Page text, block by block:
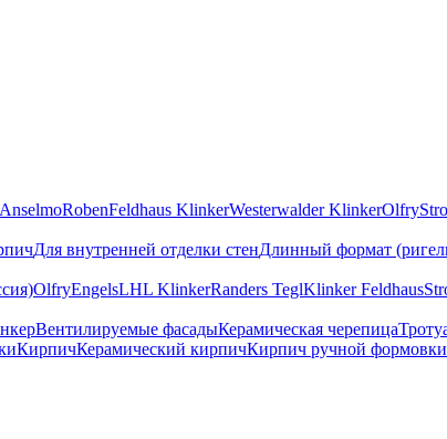
RobenFeldhaus KlinkerWesterwalder KlinkerOlfry
Для внутренней отделки стенДлинный формат
OlfryEngelsLHL KlinkerRanders TeglKlinker Feldhaus
Вентилируемые фасадыКерамическая черепица
КирпичКерамический кирпичКирпич ручной формовки